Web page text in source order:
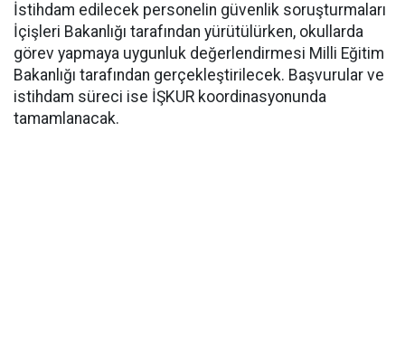
İstihdam edilecek personelin güvenlik soruşturmaları
İçişleri Bakanlığı tarafından yürütülürken, okullarda
görev yapmaya uygunluk değerlendirmesi Milli Eğitim
Bakanlığı tarafından gerçekleştirilecek. Başvurular ve
istihdam süreci ise İŞKUR koordinasyonunda
tamamlanacak.